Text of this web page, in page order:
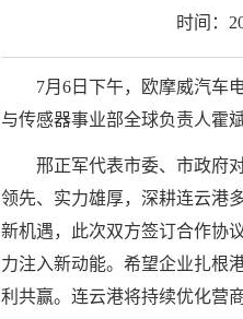
时间：
7月6日下午，欧摩威汽车
与传感器事业部全球负责人霍
邢正军代表市委、市政府
领先、实力雄厚，深耕连云港
新机遇，此次双方签订合作协
力注入新动能。希望企业扎根
利共赢。连云港将持续优化营